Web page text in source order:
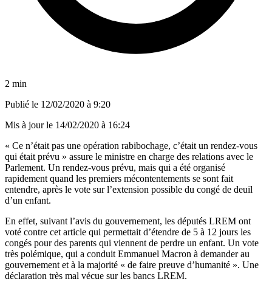
2 min
Publié le 12/02/2020 à 9:20
Mis à jour le 14/02/2020 à 16:24
« Ce n’était pas une opération rabibochage, c’était un rendez-vous
qui était prévu » assure le ministre en charge des relations avec le
Parlement. Un rendez-vous prévu, mais qui a été organisé
rapidement quand les premiers mécontentements se sont fait
entendre, après le vote sur l’extension possible du congé de deuil
d’un enfant.
En effet, suivant l’avis du gouvernement, les députés LREM ont
voté contre cet article qui permettait d’étendre de 5 à 12 jours les
congés pour des parents qui viennent de perdre un enfant. Un vote
très polémique, qui a conduit Emmanuel Macron à demander au
gouvernement et à la majorité « de faire preuve d’humanité ». Une
déclaration très mal vécue sur les bancs LREM.